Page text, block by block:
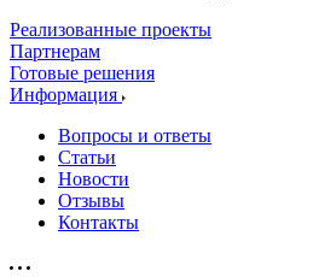
Реализованные проекты
Партнерам
Готовые решения
Информация
Вопросы и ответы
Статьи
Новости
Отзывы
Контакты